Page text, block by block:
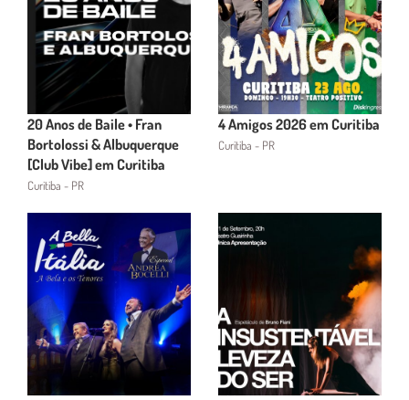
20 Anos de Baile • Fran
Bortolossi & Albuquerque
[Club Vibe] em Curitiba
Curitiba - PR
4 Amigos 2026 em Curitiba
Curitiba - PR